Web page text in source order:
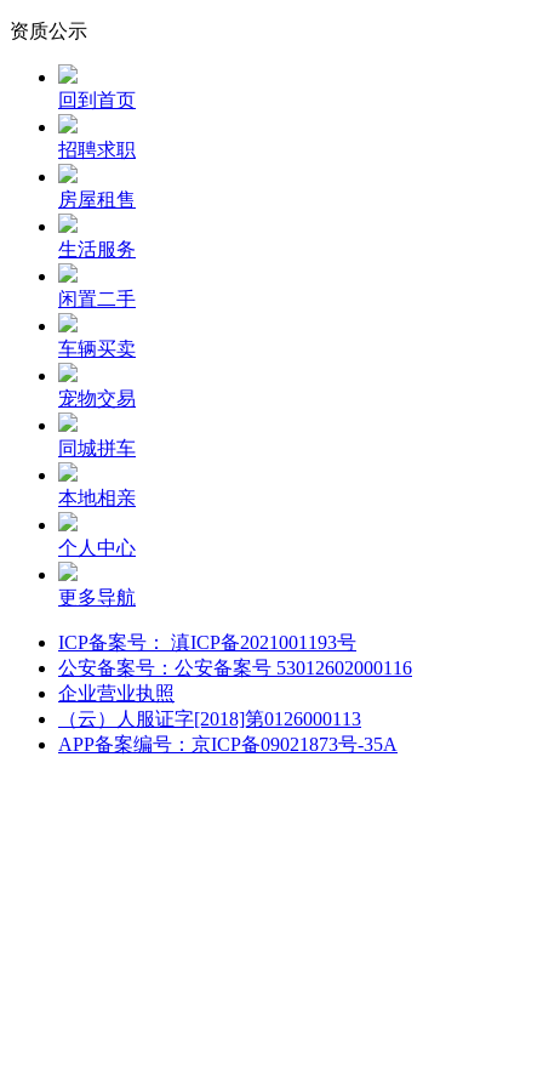
资质公示
回到首页
招聘求职
房屋租售
生活服务
闲置二手
车辆买卖
宠物交易
同城拼车
本地相亲
个人中心
更多导航
ICP备案号： 滇ICP备2021001193号
公安备案号：公安备案号 53012602000116
企业营业执照
（云）人服证字[2018]第0126000113
APP备案编号：京ICP备09021873号-35A